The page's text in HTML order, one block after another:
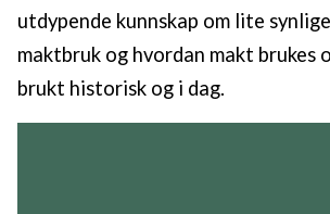
utdypende kunnskap om lite
maktbruk og hvordan makt brukes
brukt historisk og i dag.